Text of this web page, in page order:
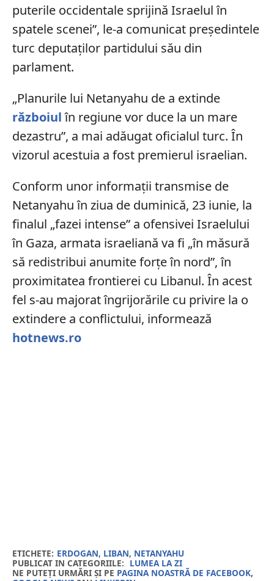
puterile occidentale sprijină Israelul în
spatele scenei”, le-a comunicat președintele
turc deputaților partidului său din
parlament.
„Planurile lui Netanyahu de a extinde
războiulîn regiune vor duce la un mare
dezastru”, a mai adăugat oficialul turc. În
vizorul acestuia a fost premierul israelian.
Conform unor informații transmise de
Netanyahu în ziua de duminică, 23 iunie, la
finalul „fazei intense” a ofensivei Israelului
în Gaza, armata israeliană va fi „în măsură
să redistribui anumite forțe în nord”, în
proximitatea frontierei cu Libanul. În acest
fel s-au majorat îngrijorările cu privire la o
extindere a conflictului, informează
hotnews.ro
ETICHETE: ERDOGAN, LIBAN, NETANYAHU
PUBLICAT IN CATEGORIILE: LUMEA LA ZI
NE PUTEȚI URMĂRI ȘI PE PAGINA NOASTRĂ DE FACEBOOK,